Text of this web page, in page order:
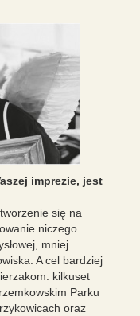
imprezie, jest
się na
niczego.
mniej
A cel bardziej
kilkuset
Parku
oraz